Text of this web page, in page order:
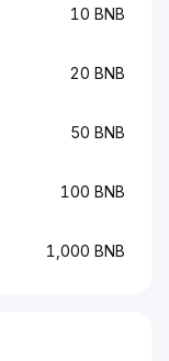
10 BNB
20 BNB
50 BNB
100 BNB
1,000 BNB